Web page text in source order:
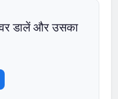
डालें और उसका